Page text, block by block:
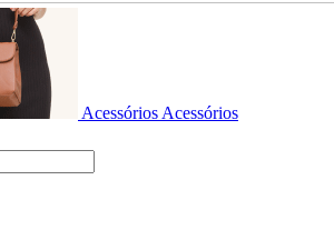
Acessórios Acessórios